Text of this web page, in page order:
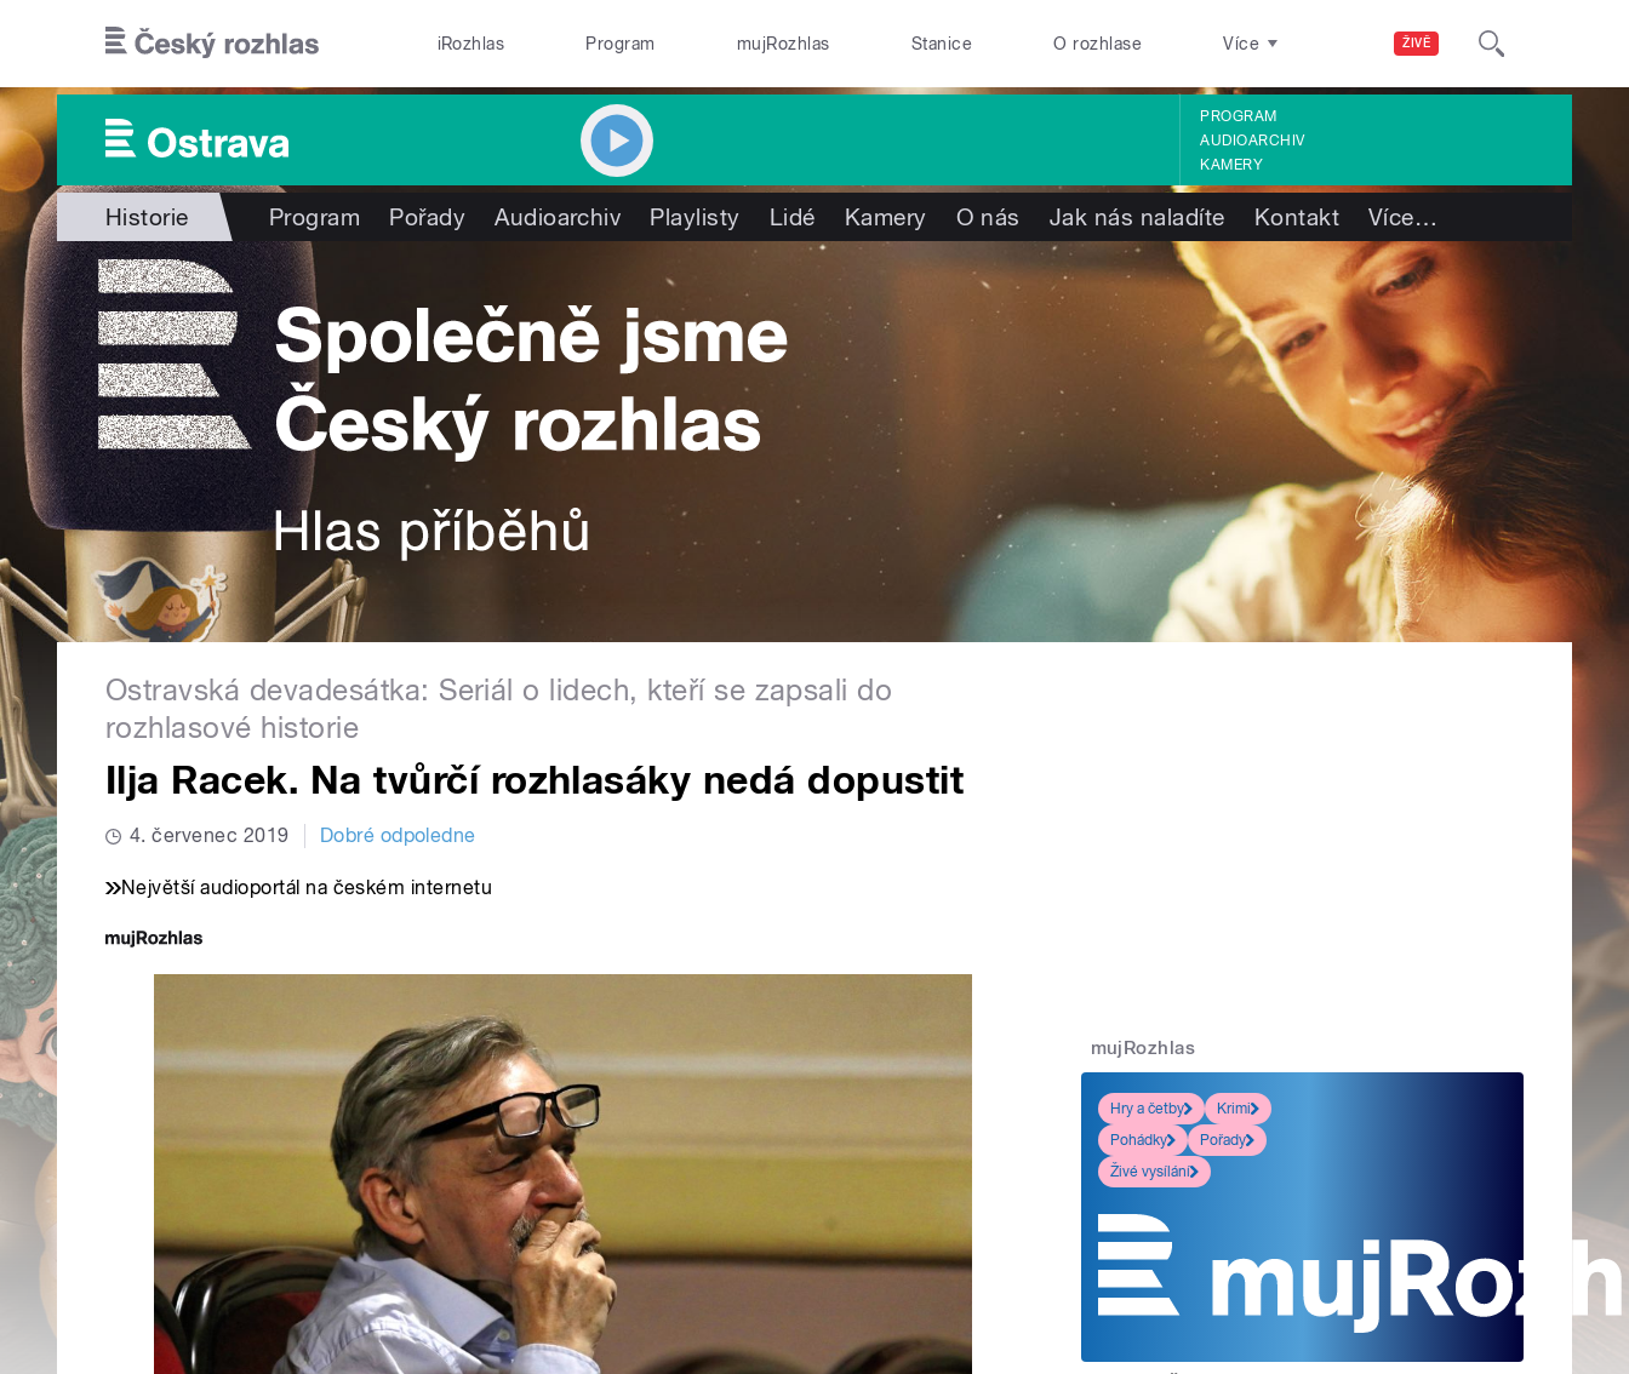
ŽIVĚ
iRozhlas Program mujRozhlas Stanice O rozhlase Více
PROGRAM
AUDIOARCHIV
KAMERY
Historie Program Pořady Audioarchiv Playlisty Lidé Kamery O nás Jak nás naladíte Kontakt Více…
Ostravská devadesátka: Seriál o lidech, kteří se zapsali do
rozhlasové historie
Ilja Racek. Na tvůrčí rozhlasáky nedá dopustit
4. červenec 2019 Dobré odpoledne
Největší audioportál na českém internetu
mujRozhlas
Hry a četby
Krimi
Pohádky
Pořady
Živé vysílání